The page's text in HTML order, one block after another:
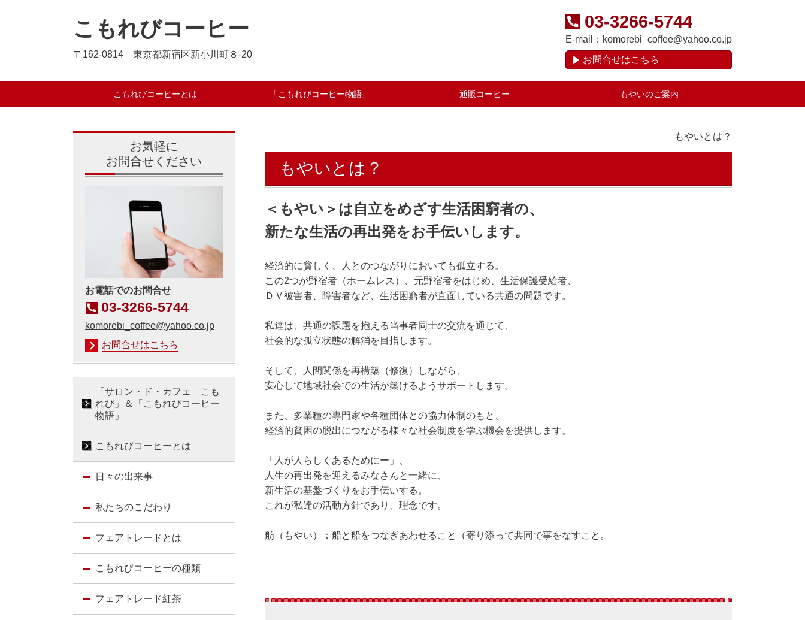
こもれびコーヒー
〒162-0814 東京都新宿区新小川町８-20
03-3266-5744
E-mail： komorebi_coffee@yahoo.co.jp
お問合せはこちら
こもれびコーヒーとは 「こもれびコーヒー物語」 通販コーヒー もやいのご案内
もやいとは？
もやいとは？
＜もやい＞は自立をめざす生活困窮者の、
新たな生活の再出発をお手伝いします。
経済的に貧しく、人とのつながりにおいても孤立する。
この2つが野宿者（ホームレス）、元野宿者をはじめ、生活保護受給者、
ＤＶ被害者、障害者など、生活困窮者が直面している共通の問題です。
私達は、共通の課題を抱える当事者同士の交流を通じて、
社会的な孤立状態の解消を目指します。
そして、人間関係を再構築（修復）しながら、
安心して地域社会での生活が築けるようサポートします。
また、多業種の専門家や各種団体との協力体制のもと、
経済的貧困の脱出につながる様々な社会制度を学ぶ機会を提供します。
「人が人らしくあるためにー」、
人生の再出発を迎えるみなさんと一緒に、
新生活の基盤づくりをお手伝いする。
これが私達の活動方針であり、理念です。
舫（もやい）：船と船をつなぎあわせること（寄り添って共同で事をなすこと。
お気軽に
お問合せください
お電話でのお問合せ
03-3266-5744
komorebi_coffee@yahoo.co.jp
お問合せはこちら
「サロン・ド・カフェ こも
れび」＆「こもれびコーヒー
物語」
こもれびコーヒーとは
日々の出来事
私たちのこだわり
フェアトレードとは
こもれびコーヒーの種類
フェアトレード紅茶